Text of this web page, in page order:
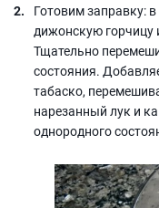
Готовим заправку:
дижонскую
Тщательно
состояния.
табаско,
нарезанный лук и
однородного